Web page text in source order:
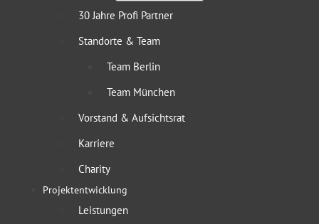
30 Jahre Profi Partner
Standorte & Team
Team Berlin
Team München
Vorstand & Aufsichtsrat
Karriere
Charity
Projektentwicklung
Leistungen